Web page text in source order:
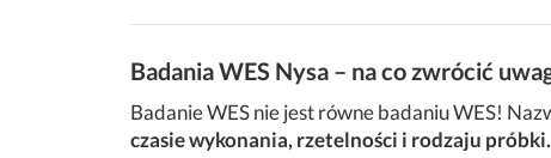
Badania WES Nysa – na co zwrócić
Badanie WES nie jest równe badaniu WES!
czasie wykonania, rzetelności i rodzaju